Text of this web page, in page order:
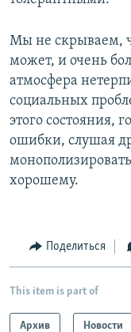
Мы не скрываем,
может, и очень
атмосфера
социальных
этого состояния,
ошибки, слушая
хорошему.
Поделиться
This item is part of
Архив Новости